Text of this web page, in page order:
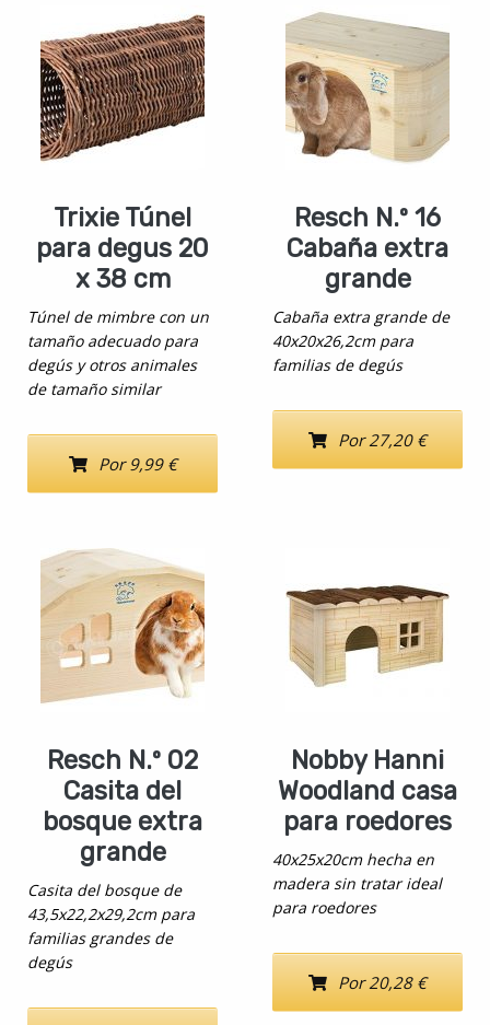
Trixie Túnel
para degus 20
x 38 cm
Túnel de mimbre con un
tamaño adecuado para
degús y otros animales
de tamaño similar
Por 9,99 €
Resch N.º 16
Cabaña extra
grande
Cabaña extra grande de
40x20x26,2cm para
familias de degús
Por 27,20 €
Resch N.º 02
Casita del
bosque extra
grande
Casita del bosque de
43,5x22,2x29,2cm para
familias grandes de
degús
Nobby Hanni
Woodland casa
para roedores
40x25x20cm hecha en
madera sin tratar ideal
para roedores
Por 20,28 €